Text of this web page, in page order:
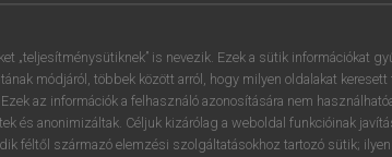
szótár
„teljesítménysütiknek” is nevezik. Ezek a sütik információkat
módjáról, többek között arról, hogy milyen oldalakat keresett
az információk a felhasználó azonosítására nem
és anonimizáltak. Céljuk kizárólag a weboldal funkcióinak
féltől származó elemzési szolgáltatásokhoz tartozó sütik;
3 4 5 6 7 8 9
e r t z u i
s d f g h j k l é
y x c v b n m , .